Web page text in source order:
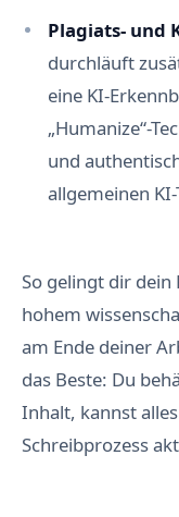
Plagiats- und
durchläuft
eine KI-
„Humanize“-
und
allgemeinen
So gelingt dir dein
hohem
am Ende deiner
das Beste: Du
Inhalt, kannst
Schreibprozess